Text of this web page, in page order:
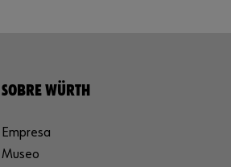
SOBRE WÜRTH
Empresa
Museo